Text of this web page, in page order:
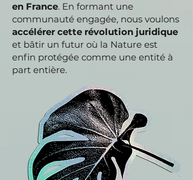
en France. En formant une
communauté engagée, nous voulons
accélérer cette révolution juridique
et bâtir un futur où la Nature est
enfin protégée comme une entité à
part entière.